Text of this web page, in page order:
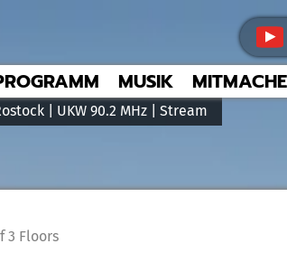
| UKW 90.2 MHz | Stream
MUSIK
3 Floors